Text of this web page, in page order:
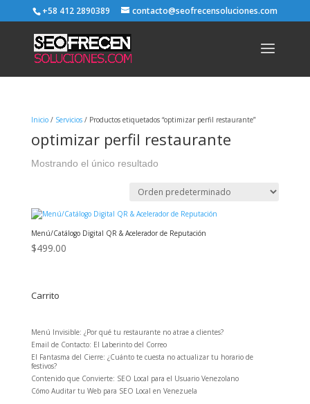
+58 412 2890389 contacto@seofrecensoluciones.com
Inicio/ Servicios/ Productos etiquetados “optimizar perfil restaurante”
optimizar perfil restaurante
Mostrando el único resultado
Menú/Catálogo Digital QR & Acelerador de Reputación
$499.00
Carrito
Menú Invisible: ¿Por qué tu restaurante no atrae a clientes?
Email de Contacto: El Laberinto del Correo
El Fantasma del Cierre: ¿Cuánto te cuesta no actualizar tu horario de
festivos?
Contenido que Convierte: SEO Local para el Usuario Venezolano
Cómo Auditar tu Web para SEO Local en Venezuela